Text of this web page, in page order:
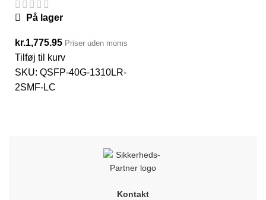
På lager
kr.1,775.95 Priser uden moms
Tilføj til kurv
SKU: QSFP-40G-1310LR-
2SMF-LC
Kontakt